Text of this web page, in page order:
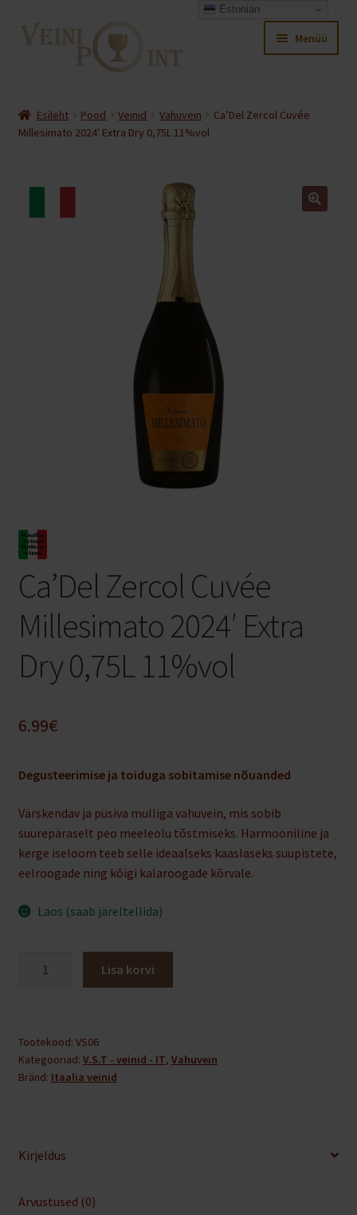
Liigu
navigeerimisele
Liigu
sisu
Menüü
Minu konto
Esileht Pood Veinid Vahuvein
Ca’Del Zercol Cuvée
Millesimato 2024′ Extra Dry 0,75L 11%vol
Ca’Del Zercol Cuvée
Millesimato 2024′ Extra
Dry 0,75L 11%vol
6.99€
Degusteerimise ja toiduga sobitamise nõuanded
Värskendav ja püsiva mulliga vahuvein, mis sobib
suurepäraselt peo meeleolu tõstmiseks. Harmooniline ja
kerge iseloom teeb selle ideaalseks kaaslaseks suupistete,
eelroogade ning kõigi kalaroogade kõrvale.
Laos (saab järeltellida)
2024'
Extra
Dry
Lisa korvi
Tootekood: VS06
Kategooriad: V.S.T - veinid - IT, Vahuvein
Bränd: Itaalia veinid
Kirjeldus
Arvustused (0)
Estonian